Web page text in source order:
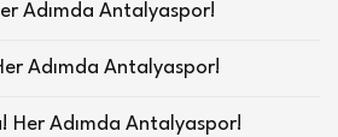
Adımda Antalyaspor!
Adımda Antalyaspor!
Her Adımda Antalyaspor!